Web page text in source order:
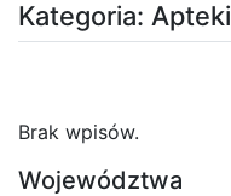
Kategoria: Apteki
Brak wpisów.
Województwa